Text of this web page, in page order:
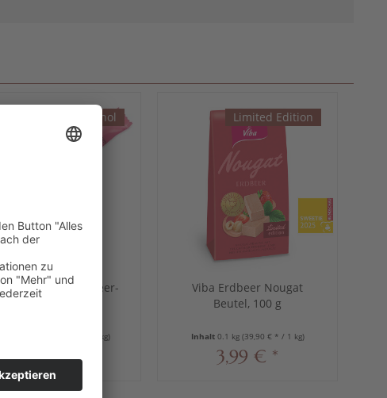
mit Alkohol
Stick Erdbeer-
(39,75 € * / 1 kg)
1,59 € *
Limited Edition
Viba Erdbeer Nougat
Beutel, 100 g
Inhalt 0.1 kg (39,90 € * / 1 kg)
3,99 € *